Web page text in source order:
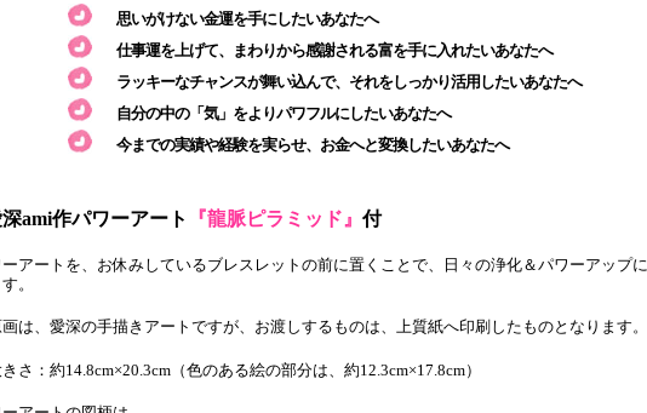
思いがけない金運を手にしたいあなたへ
仕事運を上げて、まわりから感謝される富を手に入れたいあなたへ
ラッキーなチャンスが舞い込んで、それをしっかり活用したいあなたへ
自分の中の「気」をよりパワフルにしたいあなたへ
今までの実績や経験を実らせ、お金へと変換したいあなたへ
ami作パワーアート 『龍脈ピラミッド』 付
アートを、お休みしているブレスレットの前に置くことで、日々の浄化＆パワーアップ
。
は、愛深の手描きアートですが、お渡しするものは、上質紙へ印刷したものとなります。
さ：約14.8cm×20.3cm（色のある絵の部分は、約12.3cm×17.8cm）